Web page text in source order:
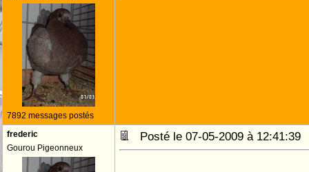
7892 messages postés
frederic
Gourou Pigeonneux
Posté le 07-05-2009 à